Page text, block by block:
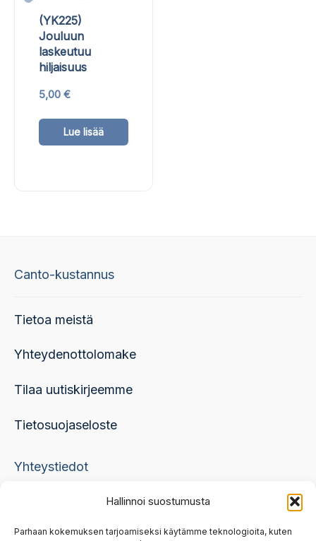
Hallinnoi suostumusta
Parhaan kokemuksen tarjoamiseksi käytämme teknologioita, kuten
(YK225)
Jouluun
laskeutuu
hiljaisuus
5,00 €
Lue lisää
Tällä
muunnelma.
Canto-kustannus
Tietoa meistä
Yhteydenottolomake
Tilaa uutiskirjeemme
Tietosuojaseloste
Yhteystiedot